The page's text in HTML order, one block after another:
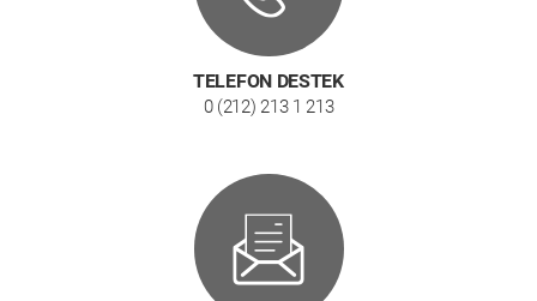
TELEFON DESTEK
0 (212) 213 1 213